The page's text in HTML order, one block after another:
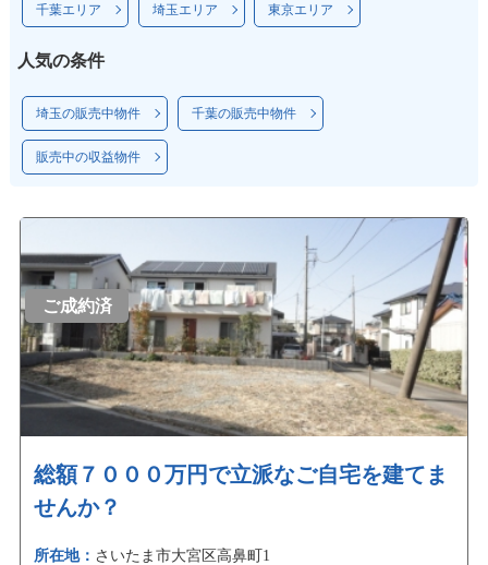
千葉エリア 埼玉エリア 東京エリア
人気の条件
埼玉の販売中物件 千葉の販売中物件
販売中の収益物件
ご成約済
総額７０００万円で立派なご自宅を建てま
せんか？
所在地： さいたま市大宮区高鼻町1